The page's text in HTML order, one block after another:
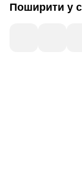
Поширити у